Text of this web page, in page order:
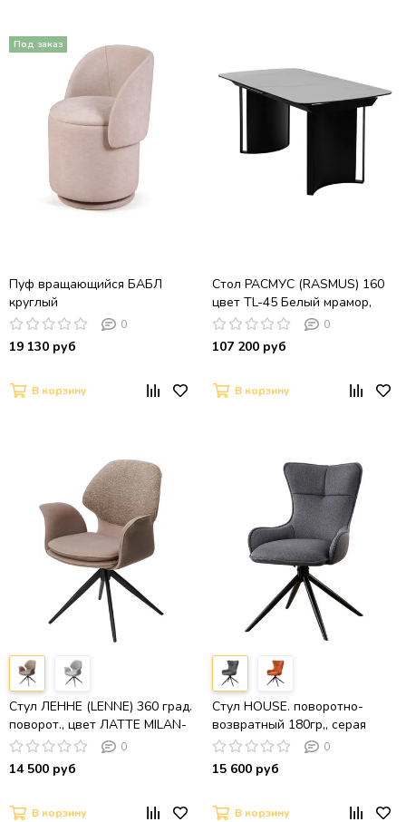
Пуф вращающийся БАБЛ
круглый
0
19 130 руб
В корзину
Стол РАСМУС (RASMUS) 160
цвет TL-45 Белый мрамор,
испанская керамика /
ЧЕРНЫЙ, ®DISAUR
0
107 200 руб
В корзину
Стул ЛЕННЕ (LENNE) 360 град.
поворот., цвет ЛАТТЕ MILAN-
430/ MOHAIR-440, ткань/
Черный, ®DISAUR
0
14 500 руб
В корзину
Стул HOUSE. поворотно-
возвратный 180гр,, серая
рогожка / Черный 0
15 600 руб
В корзину